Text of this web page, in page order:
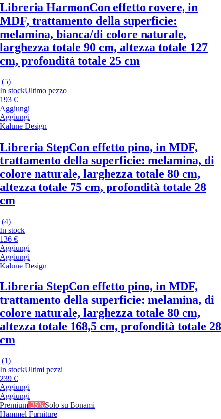
Libreria HarmonCon effetto rovere, in
MDF, trattamento della superficie:
melamina, bianca/di colore naturale,
larghezza totale 90 cm, altezza totale 127
cm, profondità totale 25 cm
(5)
In stockUltimo pezzo
193 €
Aggiungi
Aggiungi
Kalune Design
Libreria StepCon effetto pino, in MDF,
trattamento della superficie: melamina, di
colore naturale, larghezza totale 80 cm,
altezza totale 75 cm, profondità totale 28
cm
(4)
In stock
136 €
Aggiungi
Aggiungi
Kalune Design
Libreria StepCon effetto pino, in MDF,
trattamento della superficie: melamina, di
colore naturale, larghezza totale 80 cm,
altezza totale 168,5 cm, profondità totale 28
cm
(1)
In stockUltimi pezzi
239 €
Aggiungi
Aggiungi
Premium-35%Solo su Bonami
Hammel Furniture